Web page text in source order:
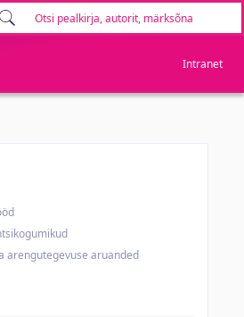
Intranet
arengutegevuse aruanded